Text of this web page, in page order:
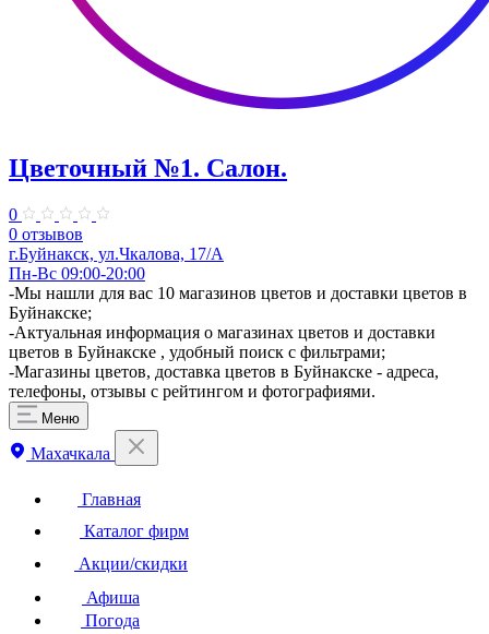
Цветочный №1. Салон.
0
0 отзывов
г.Буйнакск, ул.Чкалова, 17/А
Пн-Вс 09:00-20:00
-Мы нашли для вас 10 магазинов цветов и доставки цветов в
Буйнакске;
-Актуальная информация о магазинах цветов и доставки
цветов в Буйнакске , удобный поиск с фильтрами;
-Магазины цветов, доставка цветов в Буйнакске - адреса,
телефоны, отзывы с рейтингом и фотографиями.
Меню
Махачкала
Главная
Каталог фирм
Акции/скидки
Афиша
Погода